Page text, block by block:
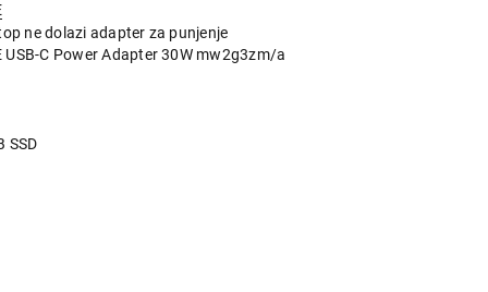
ne dolazi adapter za punjenje
USB-C Power Adapter 30W mw2g3zm/a
SSD